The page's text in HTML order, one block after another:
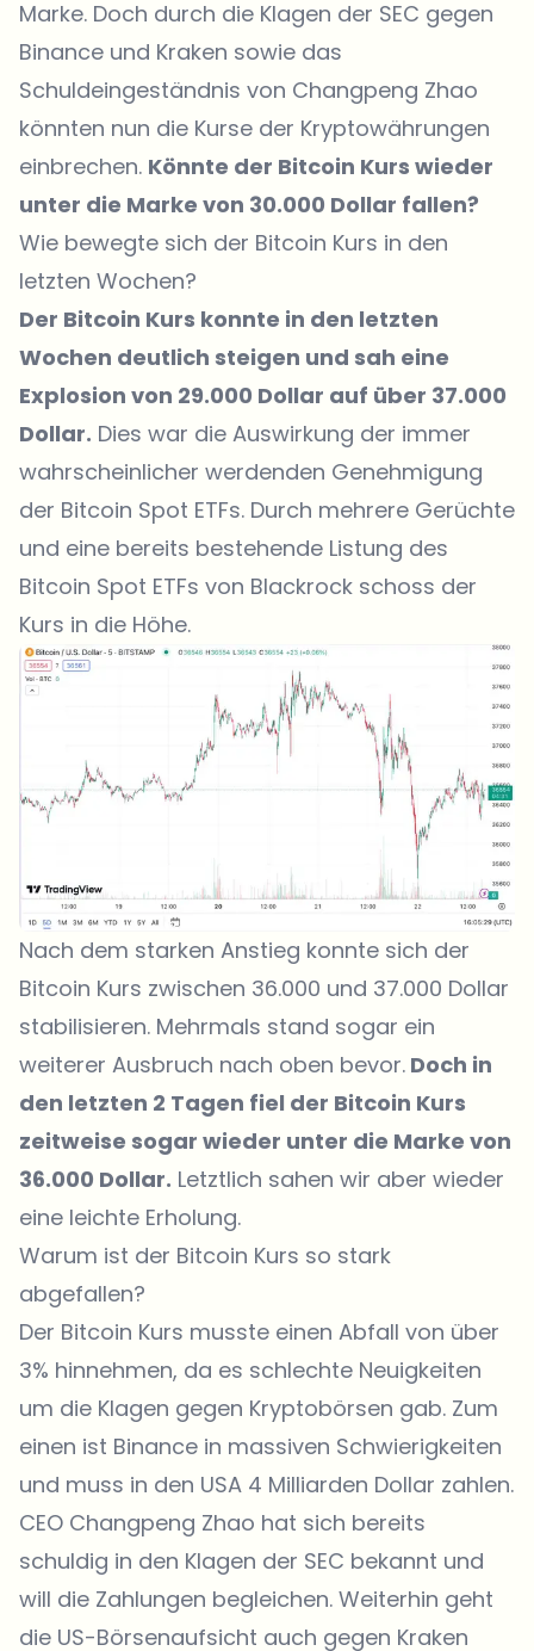
Marke. Doch durch die Klagen der SEC gegen
Binance und Kraken sowie das
Schuldeingeständnis von Changpeng Zhao
könnten nun die Kurse der Kryptowährungen
einbrechen. Könnte der Bitcoin Kurs wieder
unter die Marke von 30.000 Dollar fallen?
Wie bewegte sich der Bitcoin Kurs in den
letzten Wochen?
Der Bitcoin Kurs konnte in den letzten
Wochen deutlich steigen und sah eine
Explosion von 29.000 Dollar auf über 37.000
Dollar. Dies war die Auswirkung der immer
wahrscheinlicher werdenden Genehmigung
der Bitcoin Spot ETFs. Durch mehrere Gerüchte
und eine bereits bestehende Listung des
Bitcoin Spot ETFs von Blackrock schoss der
Kurs in die Höhe.
Nach dem starken Anstieg konnte sich der
Bitcoin Kurs zwischen 36.000 und 37.000 Dollar
stabilisieren. Mehrmals stand sogar ein
weiterer Ausbruch nach oben bevor. Doch in
den letzten 2 Tagen fiel der Bitcoin Kurs
zeitweise sogar wieder unter die Marke von
36.000 Dollar. Letztlich sahen wir aber wieder
eine leichte Erholung.
Warum ist der Bitcoin Kurs so stark
abgefallen?
Der Bitcoin Kurs musste einen Abfall von über
3% hinnehmen, da es schlechte Neuigkeiten
um die Klagen gegen Kryptobörsen gab. Zum
einen ist Binance in massiven Schwierigkeiten
und muss in den USA 4 Milliarden Dollar zahlen.
CEO Changpeng Zhao hat sich bereits
schuldig in den Klagen der SEC bekannt und
will die Zahlungen begleichen. Weiterhin geht
die US-Börsenaufsicht auch gegen Kraken